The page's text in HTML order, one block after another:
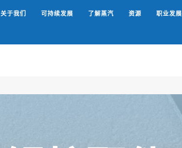
关于我们 可持续发展 了解蒸汽 资源 职业发展
Search